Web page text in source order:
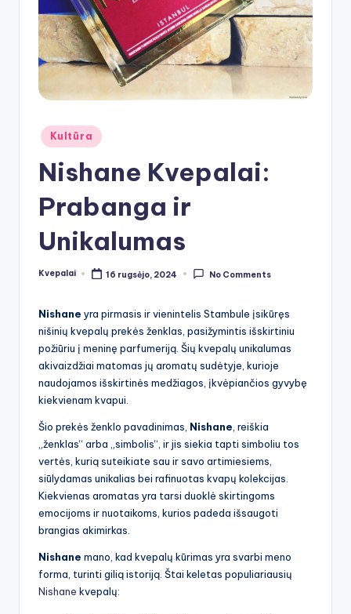
Posted
in
Kultūra
Nishane Kvepalai:
Prabanga ir
Unikalumas
Posted
Kvepalai 16 rugsėjo, 2024 No Comments
Nishane yra pirmasis ir vienintelis Stambule įsikūręs
nišinių kvepalų prekės ženklas, pasižymintis išskirtiniu
požiūriu į meninę parfumeriją. Šių kvepalų unikalumas
akivaizdžiai matomas jų aromatų sudėtyje, kurioje
naudojamos išskirtinės medžiagos, įkvėpiančios gyvybę
kiekvienam kvapui.
Šio prekės ženklo pavadinimas, Nishane , reiškia
„ženklas“ arba „simbolis“, ir jis siekia tapti simboliu tos
vertės, kurią suteikiate sau ir savo artimiesiems,
siūlydamas unikalias bei rafinuotas kvapų kolekcijas.
Kiekvienas aromatas yra tarsi duoklė skirtingoms
emocijoms ir nuotaikoms, kurios padeda išsaugoti
brangias akimirkas.
Nishane mano, kad kvepalų kūrimas yra svarbi meno
forma, turinti gilią istoriją. Štai keletas populiariausių
Nishane kvepalų: